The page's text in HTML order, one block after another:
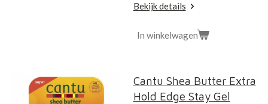
Bekijk details
In winkelwagen
Cantu Shea Butter Extra
Hold Edge Stay Gel